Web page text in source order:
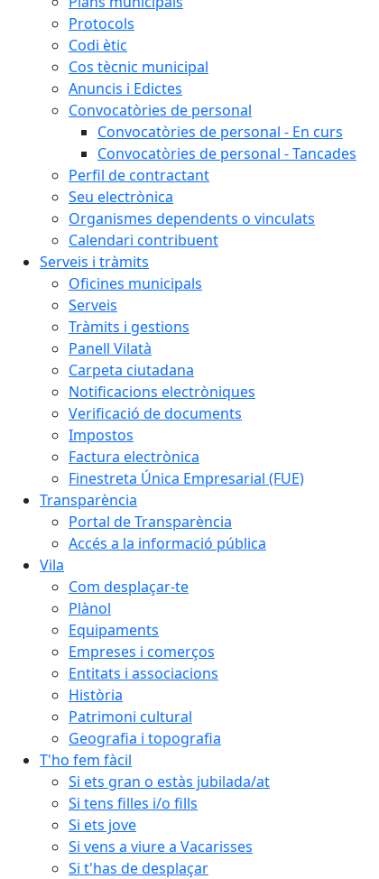
Protocols
Codi ètic
Cos tècnic municipal
Anuncis i Edictes
Convocatòries de personal
Convocatòries de personal - En curs
Convocatòries de personal - Tancades
Perfil de contractant
Seu electrònica
Organismes dependents o vinculats
Calendari contribuent
Serveis i tràmits
Oficines municipals
Serveis
Tràmits i gestions
Panell Vilatà
Carpeta ciutadana
Notificacions electròniques
Verificació de documents
Impostos
Factura electrònica
Finestreta Única Empresarial (FUE)
Transparència
Portal de Transparència
Accés a la informació pública
Vila
Com desplaçar-te
Plànol
Equipaments
Empreses i comerços
Entitats i associacions
Història
Patrimoni cultural
Geografia i topografia
T'ho fem fàcil
Si ets gran o estàs jubilada/at
Si tens filles i/o fills
Si ets jove
Si vens a viure a Vacarisses
Si t'has de desplaçar